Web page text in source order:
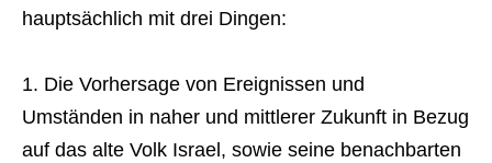
hauptsächlich mit drei Dingen:
Die Vorhersage von Ereignissen und
Umständen in naher und mittlerer Zukunft in Bezug
auf das alte Volk Israel, sowie seine benachbarten